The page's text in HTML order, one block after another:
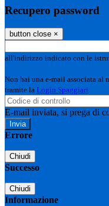
Recupero password
button close ×
all'indirizzo indicato con le
Non hai una e-mail associata al
tramite la Login Spaggiari
E-mail inviata, si prega di
Errore
Chiudi
Successo
Chiudi
Informazione